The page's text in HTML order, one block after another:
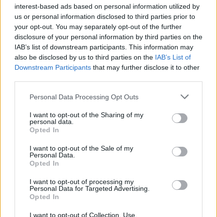
interest-based ads based on personal information utilized by
us or personal information disclosed to third parties prior to
your opt-out. You may separately opt-out of the further
disclosure of your personal information by third parties on the
IAB’s list of downstream participants. This information may
also be disclosed by us to third parties on the IAB’s List of
Downstream Participants that may further disclose it to other
Personal Data Processing Opt Outs
I want to opt-out of the Sharing of my
personal data.
Opted In
I want to opt-out of the Sale of my
Personal Data.
Opted In
I want to opt-out of processing my
Personal Data for Targeted Advertising.
Opted In
I want to opt-out of Collection, Use,
d’effort, elle peut fleurir !
DÉVELOPPEMENT PERSONNEL
Nathalie Leclerc est une journaliste spécialisée en santé et
médecine. Mère de deux enfants, elle allie une solide
expertise journalistique à une expérience concrète de la
santé familiale et de la nutrition. Fervente adepte d’un mode
de vie sain, écologique et durable, elle s’engage depuis de